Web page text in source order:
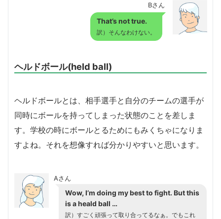
Bさん
That’s not true.
訳）そんなわけない。
ヘルドボール(held ball)
ヘルドボールとは、相手選手と自分のチームの選手が
同時にボールを持ってしまった状態のことを差しま
す。学校の時にボールとるためにもみくちゃになりま
すよね。それを想像すれば分かりやすいと思います。
Aさん
Wow, I’m doing my best to fight. But this
is a heald ball …
訳）すごく頑張って取り合ってるなぁ。でもこれ